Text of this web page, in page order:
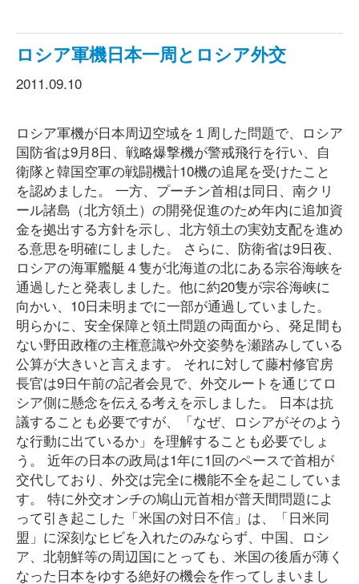
ロシア軍機日本一周とロシア外交
2011.09.10
ロシア軍機が日本周辺空域を１周した問題で、ロシア
国防省は9月8日、戦略爆撃機が警戒飛行を行い、自
衛隊と韓国空軍の戦闘機計10機の追尾を受けたこと
を認めました。 一方、プーチン首相は同日、南クリ
ール諸島（北方領土）の開発促進のため年内に追加資
金を拠出する方針を示し、北方領土の実効支配を進め
る意思を明確にしました。 さらに、防衛省は9日夜、
ロシアの海軍艦艇４隻が北海道の北にある宗谷海峡を
通過したと発表しました。他に約20隻が宗谷海峡に
向かい、10日未明までに一部が通過していました。
明らかに、安全保障と領土問題の両面から、発足間も
ない野田政権の主権意識や外交姿勢を瀬踏みしている
公算が大きいと言えます。 それに対して藤村修官房
長官は9日午前の記者会見で、外交ルートを通じてロ
シア側に懸念を伝える考えを示しました。 日本は抗
議することも必要ですが、「なぜ、ロシアがそのよう
な行動に出ているか」を理解することも必要でしょ
う。 近年の日本の政局は1年に1回のペースで首相が
交代しており、外交は完全に機能不全を起こしていま
す。 特に外交オンチの鳩山元首相が普天間問題によ
って引き起こした「米国の対日不信」は、「日米同
盟」に深刻なヒビを入れたのみならず、中国、ロシ
ア、北朝鮮等の周辺国にとっても、米国の後盾が薄く
なった日本をゆする絶好の機会を作ってしまいまし